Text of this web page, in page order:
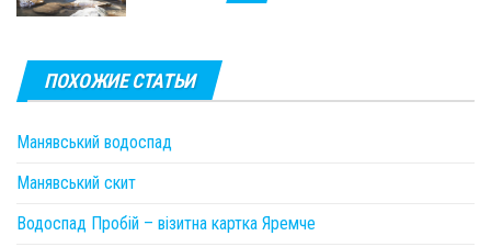
ПОХОЖИЕ СТАТЬИ
Манявський водоспад
Манявський скит
Водоспад Пробій – візитна картка Яремче